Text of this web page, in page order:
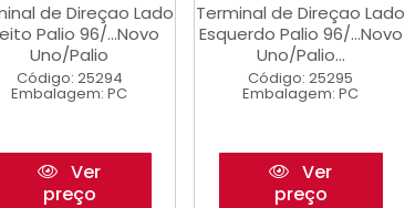
de Direçao Lado
Palio 96/...Novo
Uno/Palio
Código: 25294
Embalagem: PC
Ver
preço
Terminal de Direçao Lado
Esquerdo Palio 96/...Novo
Uno/Palio...
Código: 25295
Embalagem: PC
Ver
preço